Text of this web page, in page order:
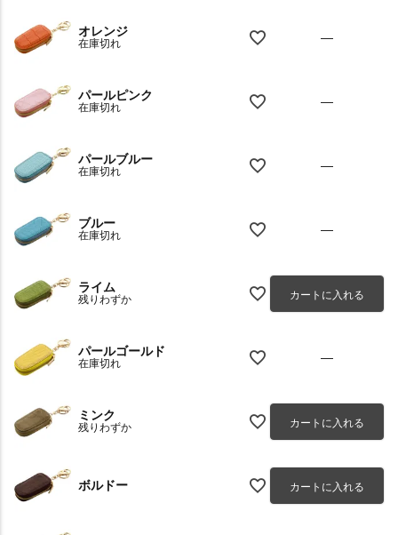
オレンジ
在庫切れ —
パールピンク
在庫切れ —
パールブルー
在庫切れ —
ブルー
在庫切れ —
ライム
残りわずか カートに入れる
パールゴールド
在庫切れ —
ミンク
残りわずか カートに入れる
ボルドー カートに入れる